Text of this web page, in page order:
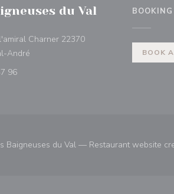
du Val
Charner 22370
André
96
BOOKING
BOOK
Baigneuses du Val — Restaurant website